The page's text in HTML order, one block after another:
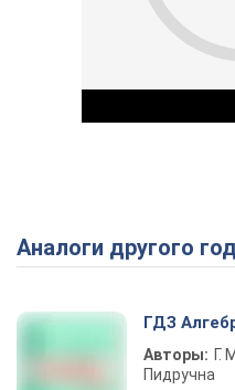
Аналоги другого
ГДЗ
Авторы: Г.
Пидручна